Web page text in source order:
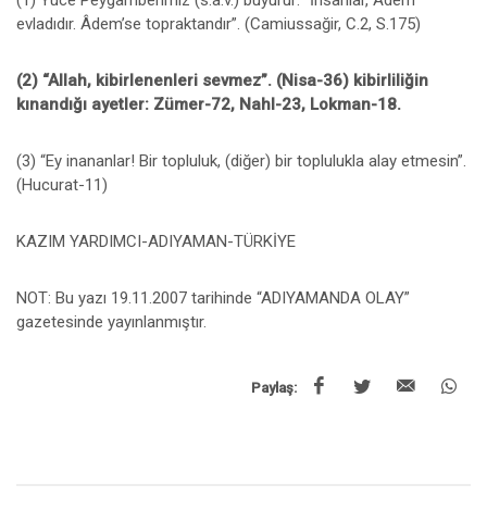
evladıdır. Âdem’se topraktandır”. (Camiussağir, C.2, S.175)
(2) “Allah, kibirlenenleri sevmez”. (Nisa-36) kibirliliğin
kınandığı ayetler: Zümer-72, Nahl-23, Lokman-18.
(3) “Ey inananlar! Bir topluluk, (diğer) bir toplulukla alay etmesin”.
(Hucurat-11)
KAZIM YARDIMCI-ADIYAMAN-TÜRKİYE
NOT: Bu yazı 19.11.2007 tarihinde “ADIYAMANDA OLAY”
gazetesinde yayınlanmıştır.
Paylaş: